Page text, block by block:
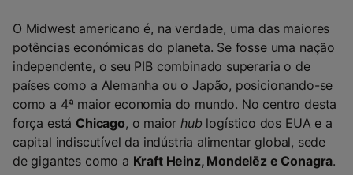
O Midwest americano é, na verdade, uma das maiores
potências económicas do planeta. Se fosse uma nação
independente, o seu PIB combinado superaria o de
países como a Alemanha ou o Japão, posicionando-se
como a 4ª maior economia do mundo. No centro desta
força está Chicago, o maiorhub logístico dos EUA e a
capital indiscutível da indústria alimentar global, sede
de gigantes como a Kraft Heinz, Mondelēz e Conagra.